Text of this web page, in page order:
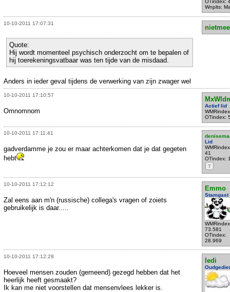
OTindex:
Wnplts:
10-10-2011 17:07:31
Quote:
Hij wordt momenteel psychisch onderzocht om te bepalen of
hij toerekeningsvatbaar was ten tijde van de misdaad.
Anders in ieder geval tijdens de verwerking van zijn zwager wel
10-10-2011 17:10:57
Actief lid
OTindex:
Omnomnom
10-10-2011 17:11:41
Lid
41
OTindex:
T
gadverdamme je zou er maar achterkomen dat je dat gegeten
hebt
10-10-2011 17:12:12
Emmo
Stamgast
73.581
OTindex:
28.969
Zal eens aan m'n (russische) collega's vragen of zoiets
gebruikelijk is daar.....
10-10-2011 17:12:28
ledi
Hoeveel mensen zouden (gemeend) gezegd hebben dat het
heerlijk heeft gesmaakt?
Ik kan me niet voorstellen dat mensenvlees lekker is.